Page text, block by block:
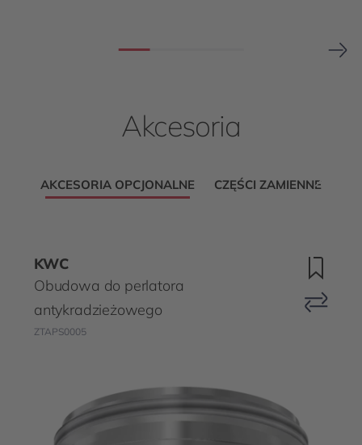
Akcesoria
AKCESORIA OPCJONALNE CZĘŚCI ZAMIENNE
KWC
Obudowa do perlatora
antykradzieżowego
ZTAPS0005